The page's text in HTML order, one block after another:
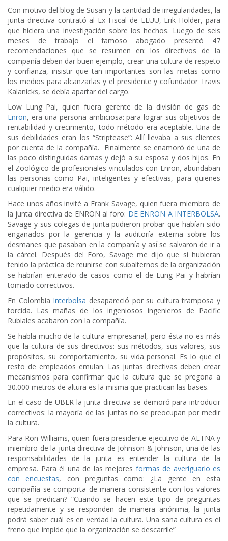
Con motivo del blog de Susan y la cantidad de irregularidades, la
junta directiva contrató al Ex Fiscal de EEUU, Erik Holder, para
que hiciera una investigación sobre los hechos. Luego de seis
meses de trabajo el famoso abogado presentó 47
recomendaciones que se resumen en: los directivos de la
compañía deben dar buen ejemplo, crear una cultura de respeto
y confianza, insistir que tan importantes son las metas como
los medios para alcanzarlas y el presidente y cofundador Travis
Kalanicks, se debía apartar del cargo.
Low Lung Pai, quien fuera gerente de la división de gas de
Enron, era una persona ambiciosa: para lograr sus objetivos de
rentabilidad y crecimiento, todo método era aceptable. Una de
sus debilidades eran los “Striptease”: Allí llevaba a sus clientes
por cuenta de la compañía. Finalmente se enamoró de una de
las poco distinguidas damas y dejó a su esposa y dos hijos. En
el Zoológico de profesionales vinculados con Enron, abundaban
las personas como Pai, inteligentes y efectivas, para quienes
cualquier medio era válido.
Hace unos años invité a Frank Savage, quien fuera miembro de
la junta directiva de ENRON al foro: DE ENRON A INTERBOLSA.
Savage y sus colegas de junta pudieron probar que habían sido
engañados por la gerencia y la auditoría externa sobre los
desmanes que pasaban en la compañía y así se salvaron de ir a
la cárcel. Después del Foro, Savage me dijo que si hubieran
tenido la práctica de reunirse con subalternos de la organización
se habrían enterado de casos como el de Lung Pai y habrían
tomado correctivos.
En Colombia Interbolsa desapareció por su cultura tramposa y
torcida. Las mañas de los ingeniosos ingenieros de Pacific
Rubiales acabaron con la compañía.
Se habla mucho de la cultura empresarial, pero ésta no es más
que la cultura de sus directivos: sus métodos, sus valores, sus
propósitos, su comportamiento, su vida personal. Es lo que el
resto de empleados emulan. Las juntas directivas deben crear
mecanismos para confirmar que la cultura que se pregona a
30.000 metros de altura es la misma que practican las bases.
En el caso de UBER la junta directiva se demoró para introducir
correctivos: la mayoría de las juntas no se preocupan por medir
la cultura.
Para Ron Williams, quien fuera presidente ejecutivo de AETNA y
miembro de la junta directiva de Johnson & Johnson, una de las
responsabilidades de la junta es entender la cultura de la
empresa. Para él una de las mejores formas de averiguarlo es
con encuestas, con preguntas como: ¿La gente en esta
compañía se comporta de manera consistente con los valores
que se predican? “Cuando se hacen este tipo de preguntas
repetidamente y se responden de manera anónima, la junta
podrá saber cuál es en verdad la cultura. Una sana cultura es el
freno que impide que la organización se descarrile”